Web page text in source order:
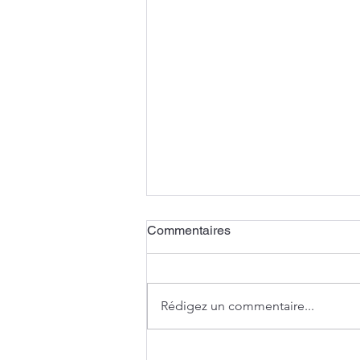
Commentaires
Rédigez un commentaire...